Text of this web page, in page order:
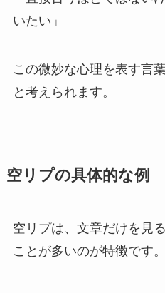
いたい」
この微妙な心理を表す言
と考えられます。
空リプの具体的な例
空リプは、文章だけを見
ことが多いのが特徴です。